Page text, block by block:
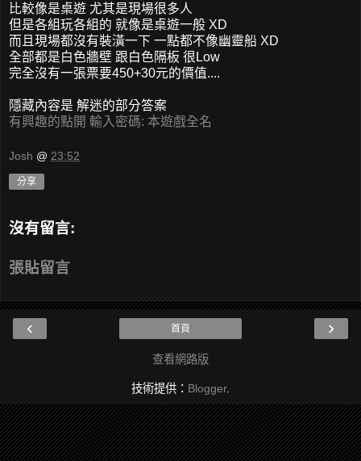
比較像是桌遊 尤其是現場很多人
但是各組玩各組的 就像是桌遊一般 XD
而且現場都沒有裝潢一下 一點都不像幽靈船 XD
全部都是白色牆壁 跟白色隔板 很Low
完全沒有一張票要450+30元的價值....
隱藏內容是 解迷的部分答案
有興趣的點開 輸入密碼: 本遊戲全名
Josh @ 23:52
分享
沒有留言:
張貼留言
‹ ›
首頁
查看網路版
技術提供： Blogger.